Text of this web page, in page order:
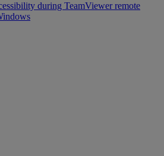
during TeamViewer remote